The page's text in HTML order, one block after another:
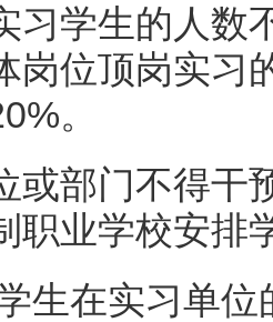
习学生的人数
岗位顶岗实习
。
部门不得干
职业学校安
在实习单位